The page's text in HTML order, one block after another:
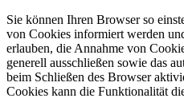
Sie können Ihren Browser so
von Cookies informiert werden
erlauben, die Annahme von
generell ausschließen sowie das
beim Schließen des Browser
Cookies kann die Funktionalität